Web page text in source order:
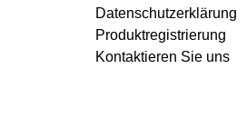
Datenschutzerklärung
Produktregistrierung
Kontaktieren Sie uns